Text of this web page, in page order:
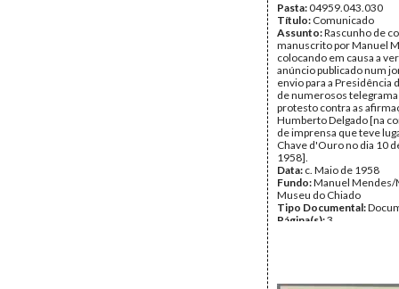
Pasta:04959.043.030
Título: Comunicado
Assunto:Rascunho de
manuscrito por Manuel
colocando em causa a
anúncio publicado num
envio para a Presidência
de numerosos
protesto contra as
Humberto Delgado [na
de imprensa que teve
Chave d'Ouro no dia 10
1958].
Data: c. Maio de 1958
Fundo:Manuel Mendes/
Museu do Chiado
Tipo Documental:
Página(s):3